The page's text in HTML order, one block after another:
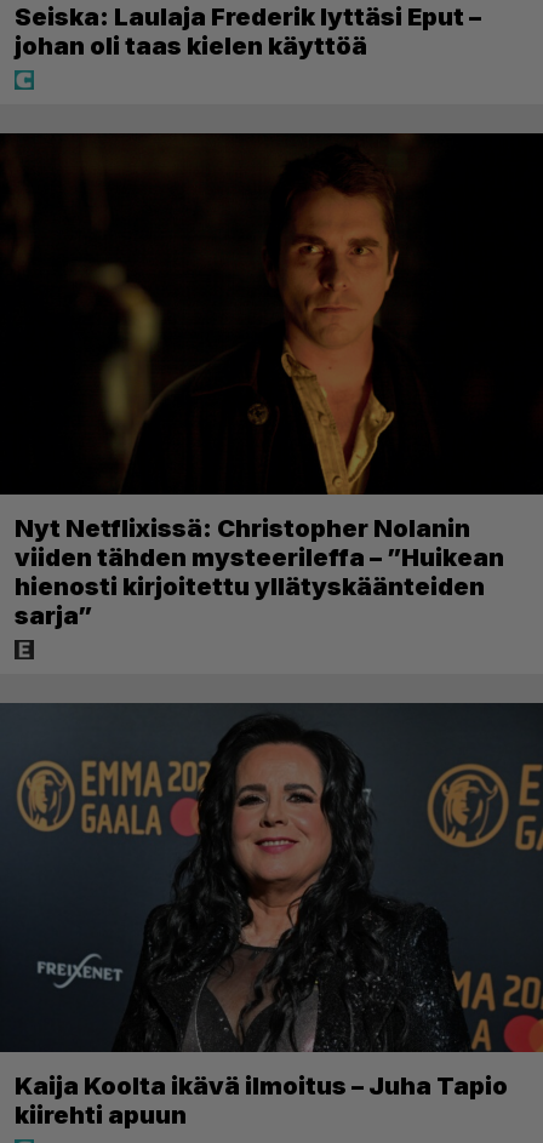
Seiska: Laulaja Frederik lyttäsi Eput –
johan oli taas kielen käyttöä
Nyt Netflixissä: Christopher Nolanin
viiden tähden mysteerileffa – ”Huikean
hienosti kirjoitettu yllätyskäänteiden
sarja”
Kaija Koolta ikävä ilmoitus – Juha Tapio
kiirehti apuun